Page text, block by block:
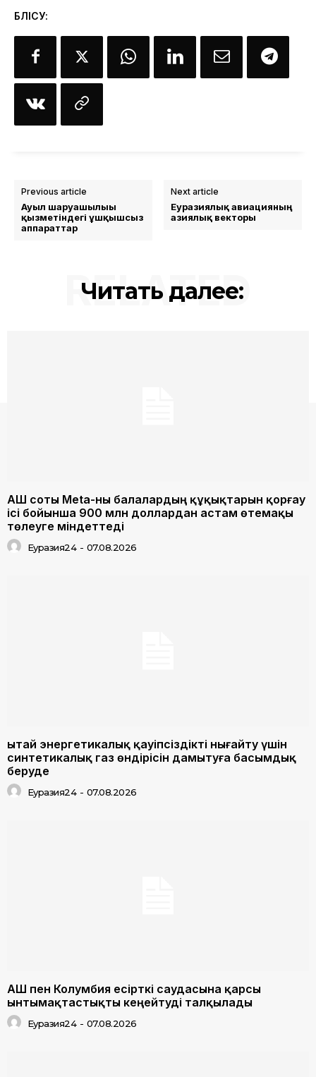
БӨЛІСУ:
Previous article
Ауыл шаруашылығы
қызметіндегі ұшқышсыз
аппараттар
Next article
Еуразиялық авиацияның
азиялық векторы
Читать далее:
RELATED
АҚШ соты Meta-ны балалардың құқықтарын қорғау
ісі бойынша 900 млн доллардан астам өтемақы
төлеуге міндеттеді
Еуразия24 - 07.08.2026
Қытай энергетикалық қауіпсіздікті нығайту үшін
синтетикалық газ өндірісін дамытуға басымдық
беруде
Еуразия24 - 07.08.2026
АҚШ пен Колумбия есірткі саудасына қарсы
ынтымақтастықты кеңейтуді талқылады
Еуразия24 - 07.08.2026